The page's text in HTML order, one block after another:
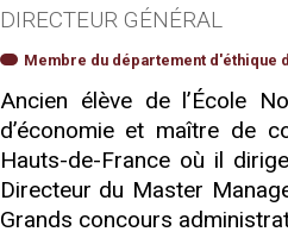
DIRECTEUR GÉNÉRAL
Membre du département d'éthique
Ancien élève de l’École
d’économie et maître de
Hauts-de-France où il
Directeur du Master
Grands concours